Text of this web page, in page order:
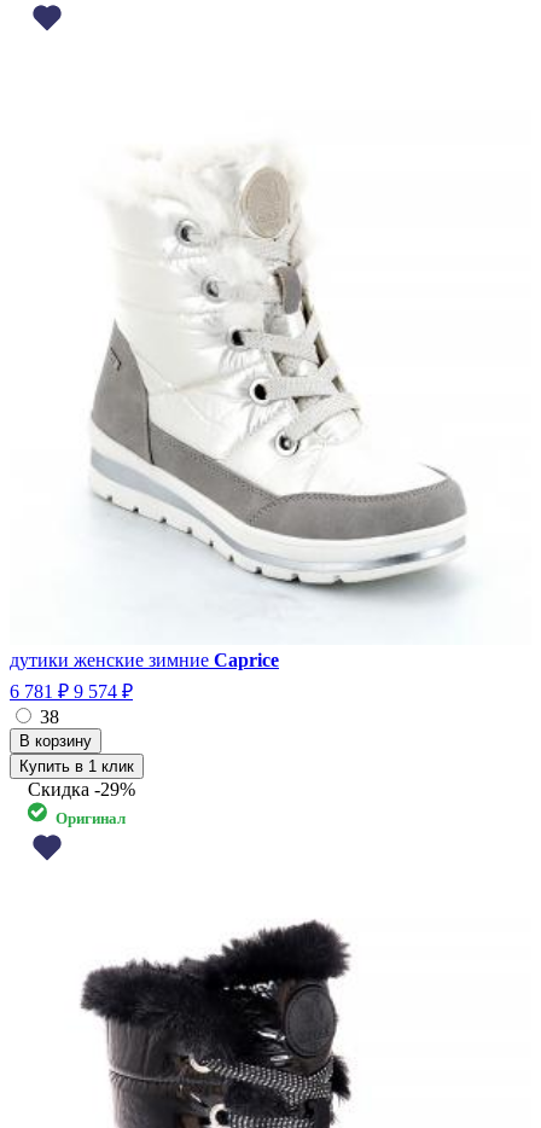
дутики женские зимние Caprice
6 781 ₽ 9 574 ₽
38
Купить в 1 клик
Скидка -29%
Оригинал